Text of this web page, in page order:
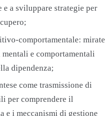
a sviluppare strategie per
comportamentale: mirate
e comportamentali
dipendenza;
come trasmissione di
per comprendere il
e i meccanismi di gestione